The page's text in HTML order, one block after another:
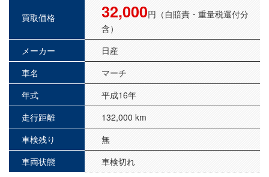
買取価格 32,000円（自賠責・重量税還付分
含）
メーカー
日産
車名
マーチ
年式
平成16年
走行距離
132,000 km
車検残り
無
車両状態
車検切れ